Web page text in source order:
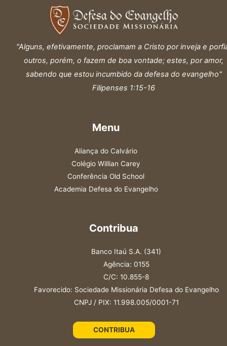
"Alguns, efetivamente, proclamam a Cristo por inveja e
outros, porém, o fazem de boa vontade; estes, por amor,
sabendo que estou incumbido da defesa do evangelho"
Filipenses 1:15-16
Menu
Aliança do Calvário
Colégio Willian Carey
Conferência Old School
Academia Defesa do Evangelho
Contribua
Banco Itaú S.A. (341)
Agência: 0155
C/C: 10.855-8
Favorecido: Sociedade Missionária Defesa do Evangelho
CNPJ / PIX: 11.998.005/0001-71
CONTRIBUA